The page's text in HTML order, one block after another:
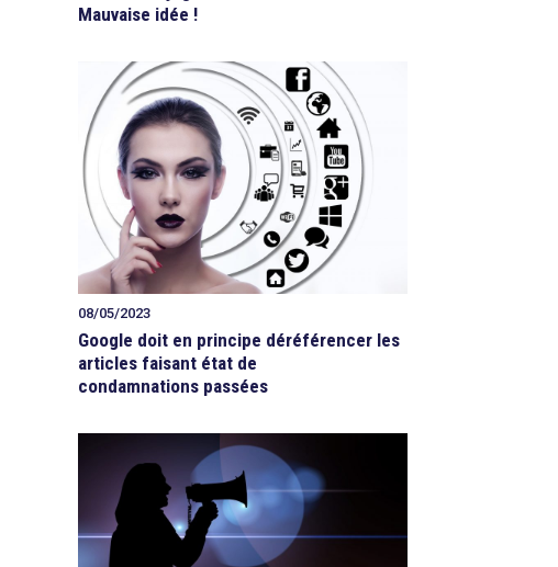
Mauvaise idée !
08/05/2023
Google doit en principe déréférencer les
articles faisant état de
condamnations passées